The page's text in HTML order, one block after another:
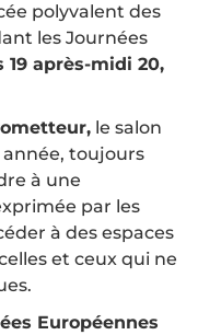
polyvalent des
les Journées
19 après-midi 20,
le salon
année, toujours
à une
par les
à des espaces
et ceux qui ne
Européennes